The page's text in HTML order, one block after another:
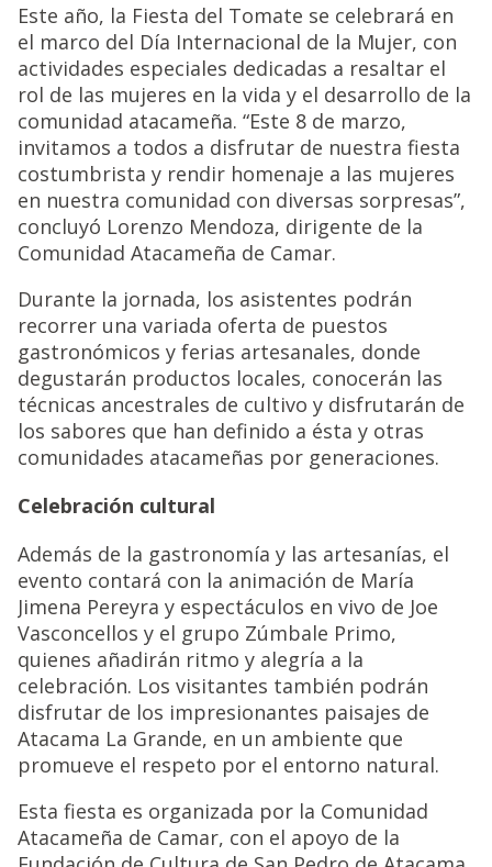
Este año, la Fiesta del Tomate se celebrará en
el marco del Día Internacional de la Mujer, con
actividades especiales dedicadas a resaltar el
rol de las mujeres en la vida y el desarrollo de la
comunidad atacameña. “Este 8 de marzo,
invitamos a todos a disfrutar de nuestra fiesta
costumbrista y rendir homenaje a las mujeres
en nuestra comunidad con diversas sorpresas”,
concluyó Lorenzo Mendoza, dirigente de la
Comunidad Atacameña de Camar.
Durante la jornada, los asistentes podrán
recorrer una variada oferta de puestos
gastronómicos y ferias artesanales, donde
degustarán productos locales, conocerán las
técnicas ancestrales de cultivo y disfrutarán de
los sabores que han definido a ésta y otras
comunidades atacameñas por generaciones.
Celebración cultural
Además de la gastronomía y las artesanías, el
evento contará con la animación de María
Jimena Pereyra y espectáculos en vivo de Joe
Vasconcellos y el grupo Zúmbale Primo,
quienes añadirán ritmo y alegría a la
celebración. Los visitantes también podrán
disfrutar de los impresionantes paisajes de
Atacama La Grande, en un ambiente que
promueve el respeto por el entorno natural.
Esta fiesta es organizada por la Comunidad
Atacameña de Camar, con el apoyo de la